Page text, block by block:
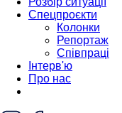
Спецпроєкти
Колонки
Репортаж
Співпраці
Інтерв'ю
Про нас